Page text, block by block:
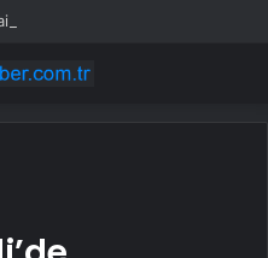
eri hayatını kaybetti